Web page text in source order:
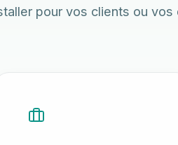
pour vos clients ou vos